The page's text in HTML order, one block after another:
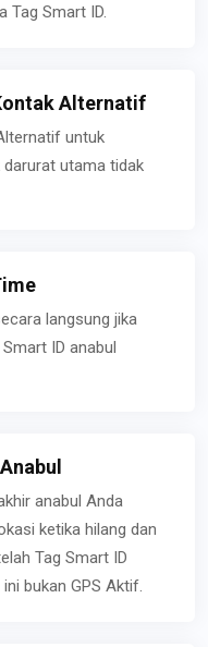
Tag Smart ID.
Alternatif
untuk
utama tidak
langsung jika
ID anabul
anabul Anda
ketika hilang dan
Tag Smart ID
bukan GPS Aktif.